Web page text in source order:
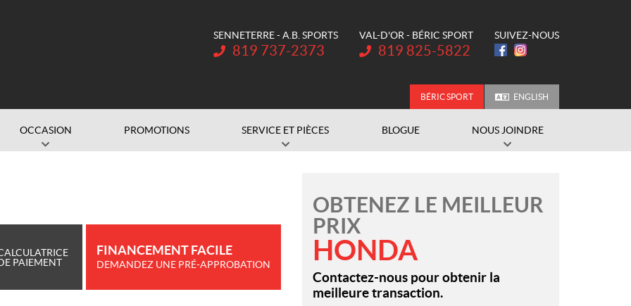
SENNETERRE - A.B. SPORTS
Téléphone :
819 737-2373
VAL-D'OR - BÉRIC SPORT
Téléphone :
819 825-5822
SUIVEZ-NOUS
BÉRIC SPORT ENGLISH
OCCASION PROMOTIONS SERVICE ET PIÈCES BLOGUE NOUS JOINDRE
PAIEMENT
FINANCEMENT FACILE
DEMANDEZ UNE PRÉ-APPROBATION
OBTENEZ LE MEILLEUR
PRIX
HONDA
Contactez-nous pour obtenir la
meilleure transaction.